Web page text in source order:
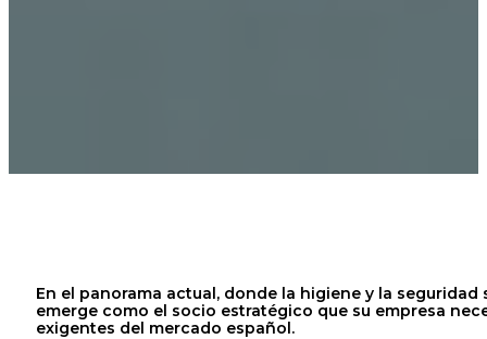
En el panorama actual, donde la higiene y la
emerge como el socio estratégico que su empresa
exigentes del mercado español.